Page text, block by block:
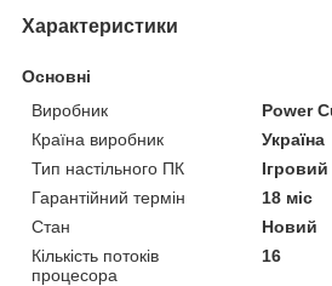
Характеристики
Основні
Виробник
Power
Країна виробник
Україна
Тип настільного ПК
Гарантійний термін
18 міс
Стан
Новий
Кількість потоків
процесора
16